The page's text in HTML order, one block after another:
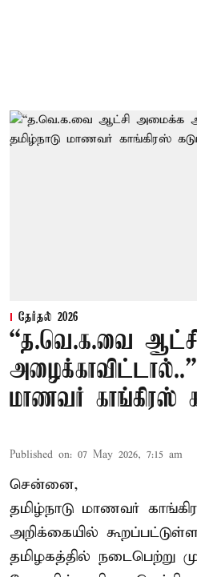
தேர்தல் 2026
“த.வெ.க.வை
அழைக்காவிட்டால்..”
மாணவர் காங்கிரஸ்
Published on: 07 May 2026, 7:15 am
சென்னை,
தமிழ்நாடு மாணவர்
அறிக்கையில்
தமிழகத்தில் நடைபெற்று